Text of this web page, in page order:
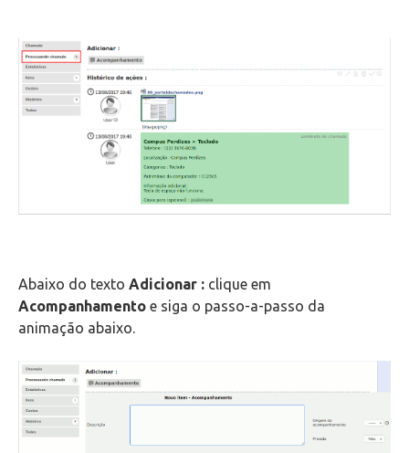
Abaixo do texto Adicionar : clique em
Acompanhamento e siga o passo-a-passo da
animação abaixo.